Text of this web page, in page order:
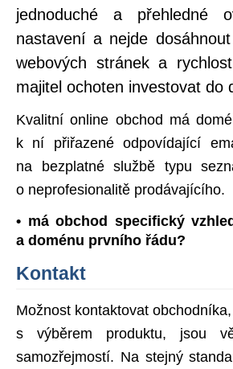
jednoduché a přehledné
nastavení a nejde
webových stránek a
majitel ochoten investovat do
Kvalitní online obchod má
k ní přiřazené odpovídající
na bezplatné službě typu
o neprofesionalitě prodávajícího.
• má obchod specifický
a doménu prvního řádu?
Kontakt
Možnost kontaktovat
s výběrem produktu, jsou
samozřejmostí. Na stejný